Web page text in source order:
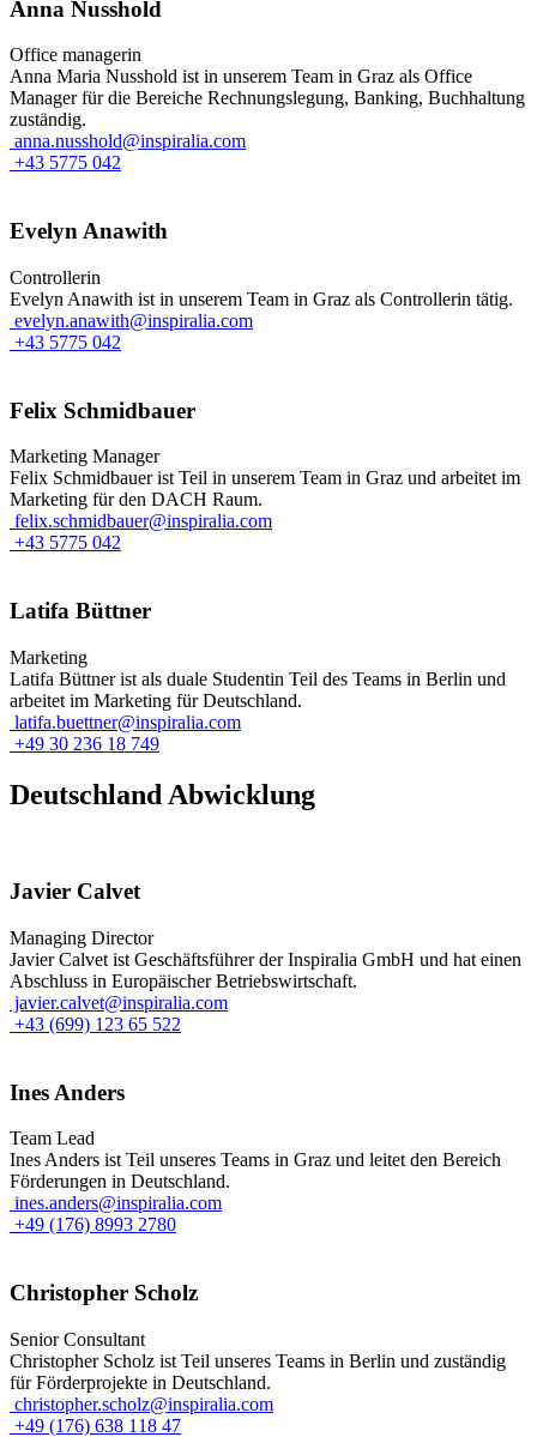
Anna Nusshold
Office managerin
Anna Maria Nusshold ist in unserem Team in Graz als Office
Manager für die Bereiche Rechnungslegung, Banking, Buchhaltung
zuständig.
anna.nusshold@inspiralia.com
+43 5775 042
Evelyn Anawith
Controllerin
Evelyn Anawith ist in unserem Team in Graz als Controllerin tätig.
evelyn.anawith@inspiralia.com
+43 5775 042
Felix Schmidbauer
Marketing Manager
Felix Schmidbauer ist Teil in unserem Team in Graz und arbeitet im
Marketing für den DACH Raum.
felix.schmidbauer@inspiralia.com
+43 5775 042
Latifa Büttner
Marketing
Latifa Büttner ist als duale Studentin Teil des Teams in Berlin und
arbeitet im Marketing für Deutschland.
latifa.buettner@inspiralia.com
+49 30 236 18 749
Deutschland Abwicklung
Javier Calvet
Managing Director
Javier Calvet ist Geschäftsführer der Inspiralia GmbH und hat einen
Abschluss in Europäischer Betriebswirtschaft.
javier.calvet@inspiralia.com
+43 (699) 123 65 522
Ines Anders
Team Lead
Ines Anders ist Teil unseres Teams in Graz und leitet den Bereich
Förderungen in Deutschland.
ines.anders@inspiralia.com
+49 (176) 8993 2780
Christopher Scholz
Senior Consultant
Christopher Scholz ist Teil unseres Teams in Berlin und zuständig
für Förderprojekte in Deutschland.
christopher.scholz@inspiralia.com
+49 (176) 638 118 47